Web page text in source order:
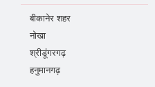
बीकानेर शहर
नोखा
श्रीडूंगरगढ़
हनुमानगढ़